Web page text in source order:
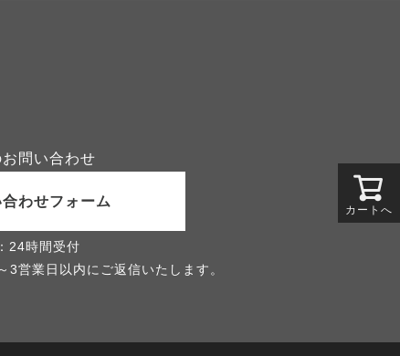
カートへ
お問い合わせ
わせフォーム
24時間受付
営業日以内にご返信いたします。